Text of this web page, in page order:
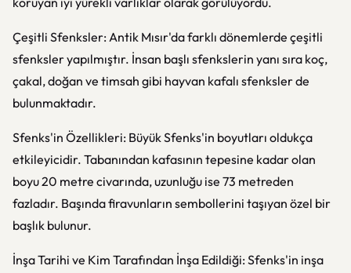
Çeşitli Sfenksler: Antik Mısır'da farklı dönemlerde çeşitli
sfenksler yapılmıştır. İnsan başlı sfenkslerin yanı sıra koç,
çakal, doğan ve timsah gibi hayvan kafalı sfenksler de
bulunmaktadır.
Sfenks'in Özellikleri: Büyük Sfenks'in boyutları oldukça
etkileyicidir. Tabanından kafasının tepesine kadar olan
boyu 20 metre civarında, uzunluğu ise 73 metreden
fazladır. Başında firavunların sembollerini taşıyan özel bir
başlık bulunur.
İnşa Tarihi ve Kim Tarafından İnşa Edildiği: Sfenks'in inşa